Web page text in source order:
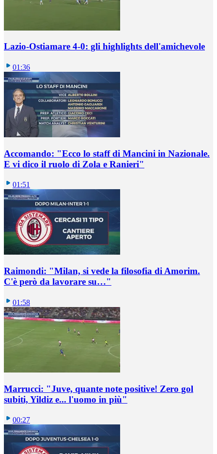
Lazio-Ostiamare 4-0: gli highlights dell'amichevole
01:36
Accomando: "Ecco lo staff di Mancini in Nazionale.
E vi dico il ruolo di Zola e Ranieri"
01:51
Raimondi: "Milan, si vede la filosofia di Amorim.
C'è però da lavorare su…"
01:58
Marrucci: "Juve, quante note positive! Zero gol
subiti, Yildiz e... l'uomo in più"
00:27